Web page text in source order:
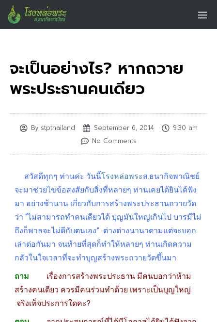
จะเป็นอย่างไร? หากถวาย
พระประธานคนเดียว
By stpthailand September 6, 2014
9:30 am
No Comments
สวัสดีทุกๆ ท่านค่ะ วันนี้โรงหล่อพระส.ธนากิจพาณิชย์
จะมาช่วยไขข้อสงสัยกับสิ่งที่หลายๆ ท่านเคยได้ยินได้ฟัง
มา อย่างช้านาน เกี่ยวกับการสร้างพระประธานถวายวัด
ว่า “ไม่สามารถทำคนเดียวได้ บุญมันใหญ่เกินไป บารมีไม่
ถึงก็พาลจะไม่ดีกับตนเอง” ต่างต่างนานาตามแต่จะบอก
เล่าต่อกันมา จนท้ายที่สุดก็ทำให้หลายๆ ท่านเกิดความ
กลัวในใจเวลาที่จะทำบุญสร้างพระถวายวัดขึ้นมา
ถาม
เรื่องการสร้างพระประธาน มีคนบอกว่าห้าม
สร้างคนเดียว ควรมีคนร่วมทำด้วย เพราะเป็นบุญใหญ่
จริงเท็จประการใดคะ?